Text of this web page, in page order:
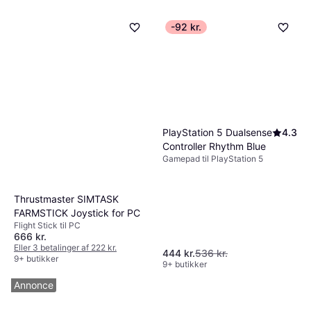
Thrustmaster SIMTASK
FARMSTICK Joystick for PC
Flight Stick til PC
666 kr.
Eller 3 betalinger af 222 kr.
9+ butikker
-92 kr.
PlayStation 5 Dualsense
Controller Rhythm Blue
4.3
Gamepad til PlayStation 5
444 kr.536 kr.
9+ butikker
Annonce